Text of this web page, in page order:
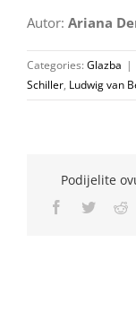
Autor: Ariana
Categories: Glazba |
Schiller, Ludwig van
Podijelite
Facebook
Twitter